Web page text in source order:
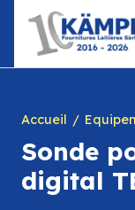
contenu
Accueil
Sonde
digital